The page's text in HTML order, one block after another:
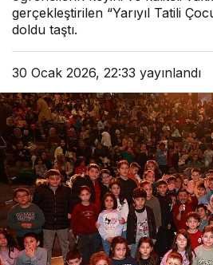
gerçekleştirilen “Yarıyıl Tatili
doldu taştı.
30 Ocak 2026, 22:33 yayınlandı